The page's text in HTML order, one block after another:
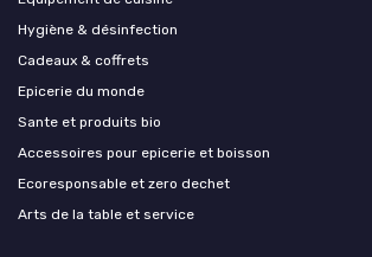
Hygiène & désinfection
Cadeaux & coffrets
Epicerie du monde
Sante et produits bio
Accessoires pour epicerie et boisson
Ecoresponsable et zero dechet
Arts de la table et service